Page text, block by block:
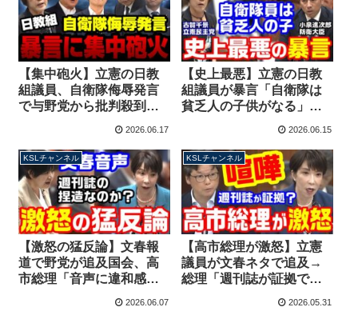
【集中砲火】立憲の日教
組議員、自衛隊侮辱発言
で与野党から批判殺到！
木と榛葉、小泉大臣が怒
りの反論【KSLチャンネ
ル】
2026.06.17
【史上最悪】立憲の日教
組議員が暴言「自衛隊は
貧乏人の子供がなる」小
抗議！議員辞職待ったな
しか？【KSLチャンネ
ル】
2026.06.15
KSLチャンネル
【激怒の猛反論】文春報
道で野党が追及国会、高
市総理「音声に違和感あ
った」「決めつけられ心
外」執拗な質問に苛立ち
2026.06.07
KSLチャンネル
【高市総理が激怒】立憲
議員が文春ネタで追及→
総理「週刊誌が証拠です
か？自分で確認した
の？」喧嘩モードでフル
2026.05.31